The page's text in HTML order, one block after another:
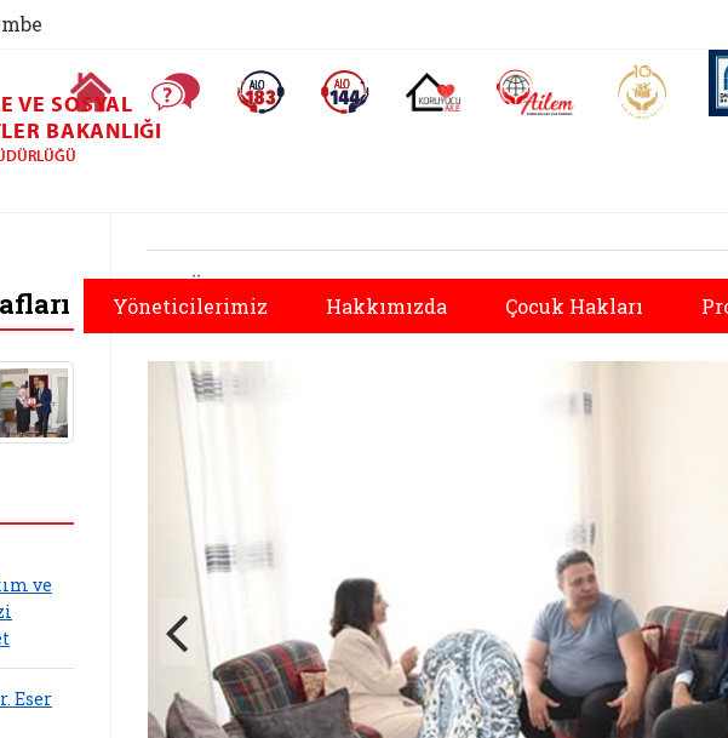
Ana Sayfa Sıkça Sorulan SorularAlo 183 (yeni sekmede açılır)Alo 144 (yeni sekmede açılır)Koruyucu Aile (yeni sekmede açılır)
AİLEM İletişim Aile ve
VE SOSYAL
BAKANLIĞI
Yöneticilerimiz Hakkımızda Çocuk Hakları
Önceki
ve
Eser